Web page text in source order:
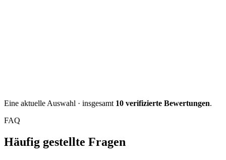
Eine aktuelle Auswahl · insgesamt 10 verifizierte Bewertungen.
FAQ
Häufig gestellte Fragen